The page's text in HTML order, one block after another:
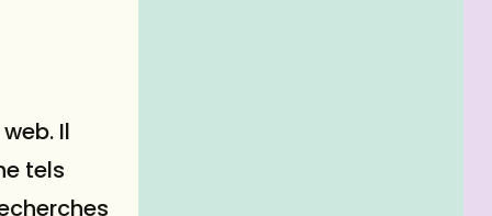
Il
tels